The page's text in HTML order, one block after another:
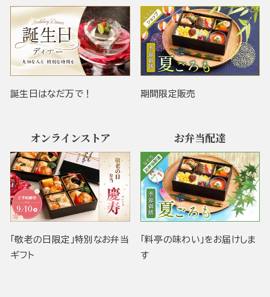
誕生日はなだ万で！ 期間限定販売
オンラインストア
「敬老の日限定」特別なお弁当
ギフト
お弁当配達
「料亭の味わい」をお届けしま
す